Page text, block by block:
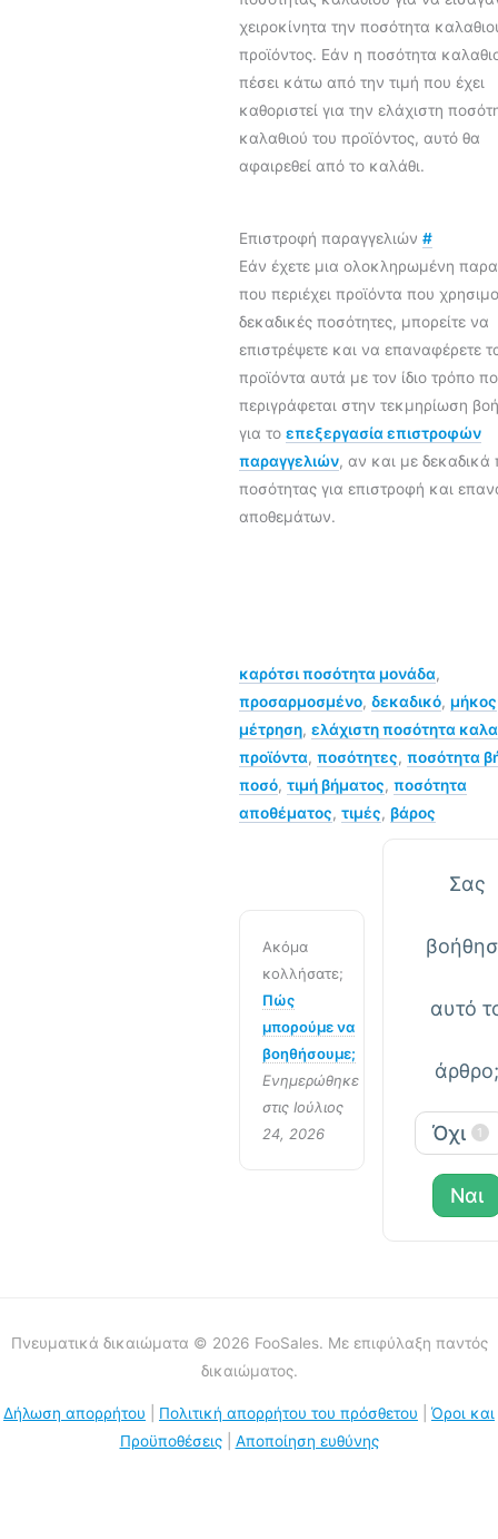
χειροκίνητα την ποσότητα
προϊόντος. Εάν η ποσότητα
πέσει κάτω από την τιμή που έχει
καθοριστεί για την ελάχιστη
καλαθιού του προϊόντος, αυτό θα
αφαιρεθεί από το καλάθι.
Επιστροφή παραγγελιών #
Εάν έχετε μια ολοκληρωμένη
που περιέχει προϊόντα που
δεκαδικές ποσότητες, μπορείτε να
επιστρέψετε και να επαναφέρετε
προϊόντα αυτά με τον ίδιο τρόπο
περιγράφεται στην τεκμηρίωση
για το επεξεργασία επιστροφών
παραγγελιών, αν και με δεκαδικά
ποσότητας για επιστροφή και
αποθεμάτων.
καρότσι ποσότητα μονάδα,
προσαρμοσμένο, δεκαδικό, μήκος
μέτρηση, ελάχιστη ποσότητα
προϊόντα, ποσότητες, ποσότητα
ποσό, τιμή βήματος, ποσότητα
αποθέματος, τιμές, βάρος
Ακόμα
κολλήσατε;
Πώς
μπορούμε να
βοηθήσουμε;
Ενημερώθηκε
στις Ιούλιος
24, 2026
Σας
αυτό
Όχι 1
Ναι
Πνευματικά δικαιώματα © 2026 FooSales. Με επιφύλαξη παντός
δικαιώματος.
Δήλωση απορρήτου Πολιτική απορρήτου του πρόσθετου
Όροι και
Προϋποθέσεις| Αποποίηση ευθύνης